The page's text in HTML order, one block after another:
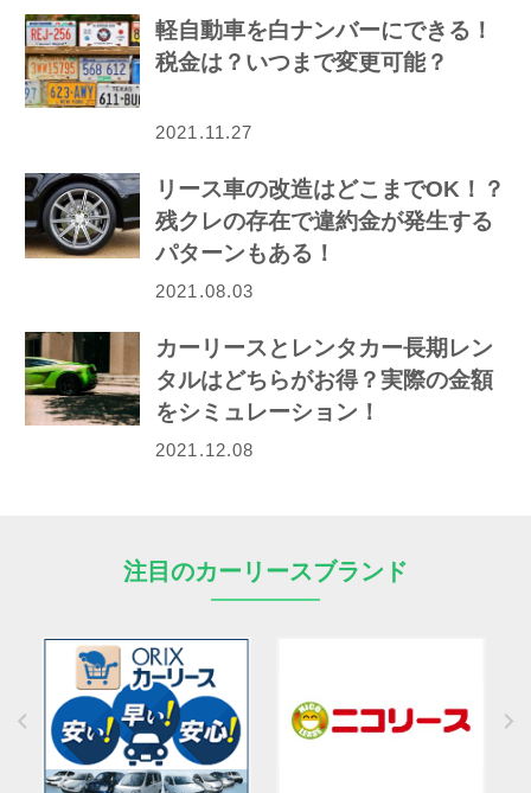
軽自動車を白ナンバーにできる！
税金は？いつまで変更可能？
2021.11.27
リース車の改造はどこまでOK！？
残クレの存在で違約金が発生する
パターンもある！
2021.08.03
カーリースとレンタカー長期レン
タルはどちらがお得？実際の金額
をシミュレーション！
2021.12.08
注目のカーリースブランド